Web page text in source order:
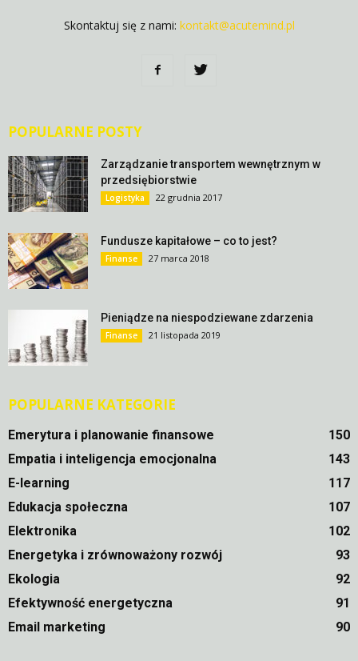
Skontaktuj się z nami: kontakt@acutemind.pl
POPULARNE POSTY
Zarządzanie transportem wewnętrznym w
przedsiębiorstwie
Logistyka 22 grudnia 2017
Fundusze kapitałowe – co to jest?
Finanse 27 marca 2018
Pieniądze na niespodziewane zdarzenia
Finanse 21 listopada 2019
POPULARNE KATEGORIE
Emerytura i planowanie finansowe
150
Empatia i inteligencja emocjonalna
143
E-learning
117
Edukacja społeczna
107
Elektronika
102
Energetyka i zrównoważony rozwój
93
Ekologia
92
Efektywność energetyczna
91
Email marketing
90